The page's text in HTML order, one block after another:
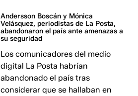
Andersson Boscán y Mónica
Velásquez, periodistas de La Posta,
abandonaron el país ante amenazas a
su seguridad
Los comunicadores del medio
digital La Posta habrían
abandonado el país tras
considerar que se hallaban en